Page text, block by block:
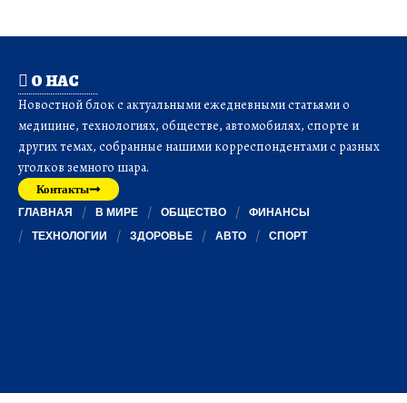
О НАС
Новостной блок с актуальными ежедневными статьями о
медицине, технологиях, обществе, автомобилях, спорте и
других темах, собранные нашими корреспондентами с разных
уголков земного шара.
Контакты
ГЛАВНАЯ В МИРЕ ОБЩЕСТВО
ФИНАНСЫ
ТЕХНОЛОГИИ
ЗДОРОВЬЕ АВТО СПОРТ